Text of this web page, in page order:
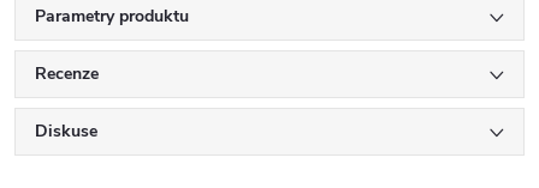
Parametry produktu
Recenze
Diskuse